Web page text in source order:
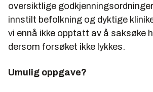
oversiktlige
innstilt befolkning og dyktige
vi ennå ikke opptatt av å saksøke
dersom forsøket ikke lykkes.
Umulig oppgave?